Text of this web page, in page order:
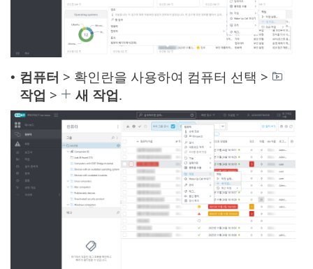
• 컴퓨터 > 확인란을 사용하여 컴퓨터 선택 >
작업 > 새 작업.